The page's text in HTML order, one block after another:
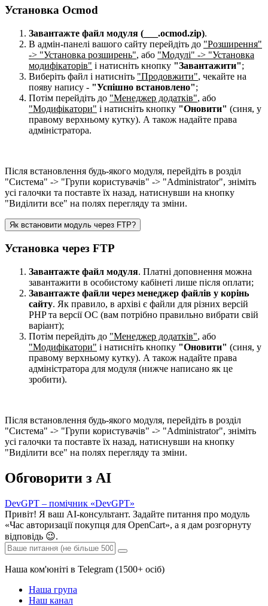
Установка Ocmod
Завантажте файл модуля (___.ocmod.zip).
В адмін-панелі вашого сайту перейдіть до "Розширення"
-> "Установка розширень", або "Модулі" -> "Установка
модифікаторів" і натисніть кнопку "Завантажити";
Виберіть файл і натисніть "Продовжити", чекайте на
появу напису - "Успішно встановлено";
Потім перейдіть до "Менеджер додатків", або
"Модифікатори" і натисніть кнопку "Оновити" (синя, у
правому верхньому кутку). А також надайте права
адміністратора.
Після встановлення будь-якого модуля, перейдіть в розділ
"Система" -> "Групи користувачів" -> "Administrator", зніміть
усі галочки та поставте їх назад, натиснувши на кнопку
"Виділити все" на полях перегляду та зміни.
Як встановити модуль через FTP?
Установка через FTP
Завантажте файл модуля. Платні доповнення можна
завантажити в особистому кабінеті лише після оплати;
Завантажте файли через менеджер файлів у корінь
сайту. Як правило, в архіві є файли для різних версій
PHP та версії OC (вам потрібно правильно вибрати свій
варіант);
Потім перейдіть до "Менеджер додатків", або
"Модифікатори" і натисніть кнопку "Оновити" (синя, у
правому верхньому кутку). А також надайте права
адміністратора для модуля (нижче написано як це
зробити).
Після встановлення будь-якого модуля, перейдіть в розділ
"Система" -> "Групи користувачів" -> "Administrator", зніміть
усі галочки та поставте їх назад, натиснувши на кнопку
"Виділити все" на полях перегляду та зміни.
Обговорити з AI
DevGPT – помічник «DevGPT»
Привіт! Я ваш AI-консультант. Задайте питання про модуль
«Час авторизації покупця для OpenCart», а я дам розгорнуту
відповідь 😉.
Наша ком'юніті в Telegram (1500+ осіб)
Наша група
Наш канал